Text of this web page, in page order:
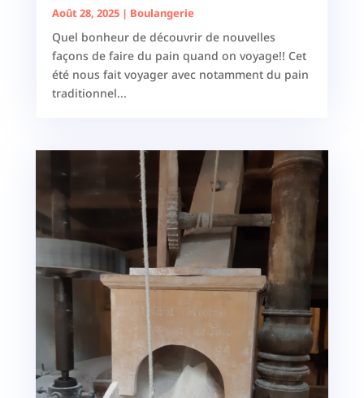
Août 28, 2025| Boulangerie
Quel bonheur de découvrir de nouvelles
façons de faire du pain quand on voyage!! Cet
été nous fait voyager avec notamment du pain
traditionnel...